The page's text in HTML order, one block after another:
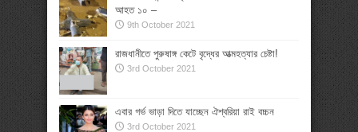
আহত ১০ –
9th October 2021
রাজধানীতে পুরুষাঙ্গ কেটে বৃদ্ধের আত্মহত্যার চেষ্টা!
3rd October 2021
এবার গর্ভ ভাড়া দিতে যাচ্ছেন ঐশ্বরিয়া রাই বচ্চন
3rd October 2021